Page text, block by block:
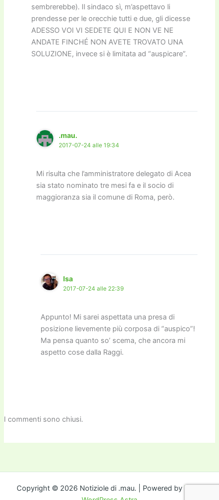
sembrerebbe). Il sindaco sì, m’aspettavo li
prendesse per le orecchie tutti e due, gli dicesse
ADESSO VOI VI SEDETE QUI E NON VE NE
ANDATE FINCHÉ NON AVETE TROVATO UNA
SOLUZIONE, invece si è limitata ad “auspicare”.
.mau.
2017-07-24 alle 19:34
Mi risulta che l’amministratore delegato di Acea
sia stato nominato tre mesi fa e il socio di
maggioranza sia il comune di Roma, però.
Isa
2017-07-24 alle 22:39
Appunto! Mi sarei aspettata una presa di
posizione lievemente più corposa di “auspico”!
Ma pensa quanto so’ scema, che ancora mi
aspetto cose dalla Raggi.
I commenti sono chiusi.
Copyright © 2026 Notiziole di .mau. | Powered by Tema